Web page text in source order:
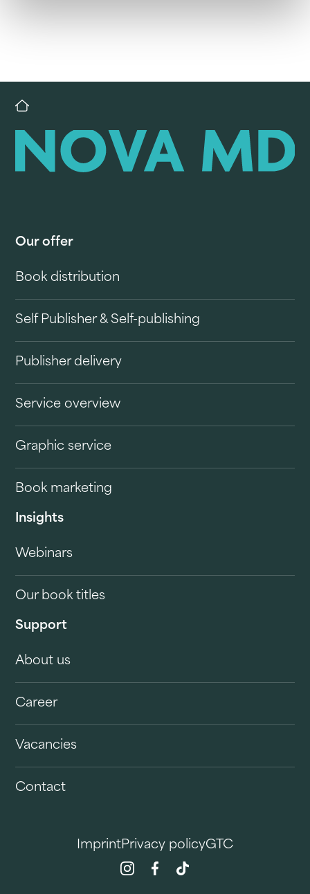
Our offer
Book distribution
Self Publisher & Self-publishing
Publisher delivery
Service overview
Graphic service
Book marketing
Insights
Webinars
Our book titles
Support
About us
Career
Vacancies
Contact
ImprintPrivacy policyGTC